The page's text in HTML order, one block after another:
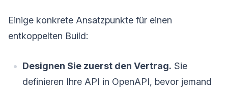
Einige konkrete Ansatzpunkte für einen
entkoppelten Build:
Designen Sie zuerst den Vertrag. Sie
definieren Ihre API in OpenAPI, bevor jemand